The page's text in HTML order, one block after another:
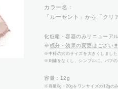
カラー名：
「ルーセント」から「ク
化粧箱・容器のみリニューアル
※ 成分・効果の変更はございま
※中枠の穴のサイズを大きくしました
※刺繍をなくし、シンプルに。パフ
容量：12g
※容量8g・20gをワンサイズの12gの